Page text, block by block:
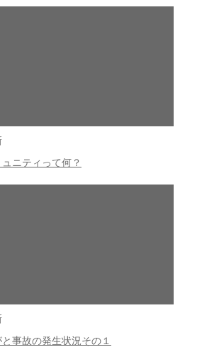
ニティって何？
事故の発生状況その１